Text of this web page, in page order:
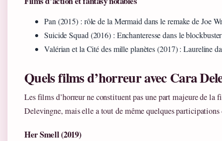
Pan (2015) : rôle de la Mermaid dans le remake de Joe
Suicide Squad (2016) : Enchanteresse dans le
Valérian et la Cité des mille planètes (2017) : Laureline
Quels films d’horreur avec Cara
Les films d’horreur ne constituent pas une part majeure de la
Delevingne, mais elle a tout de même quelques participations
Her Smell (2019)